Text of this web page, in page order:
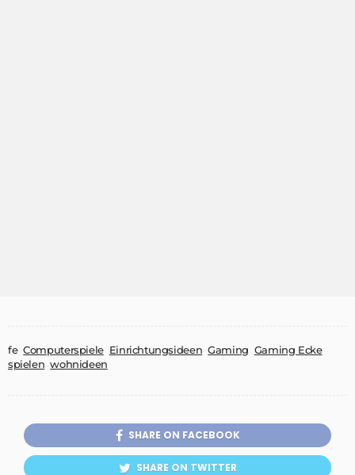
fe Computerspiele Einrichtungsideen Gaming Gaming Ecke
spielen wohnideen
SHARE ON FACEBOOK
SHARE ON TWITTER